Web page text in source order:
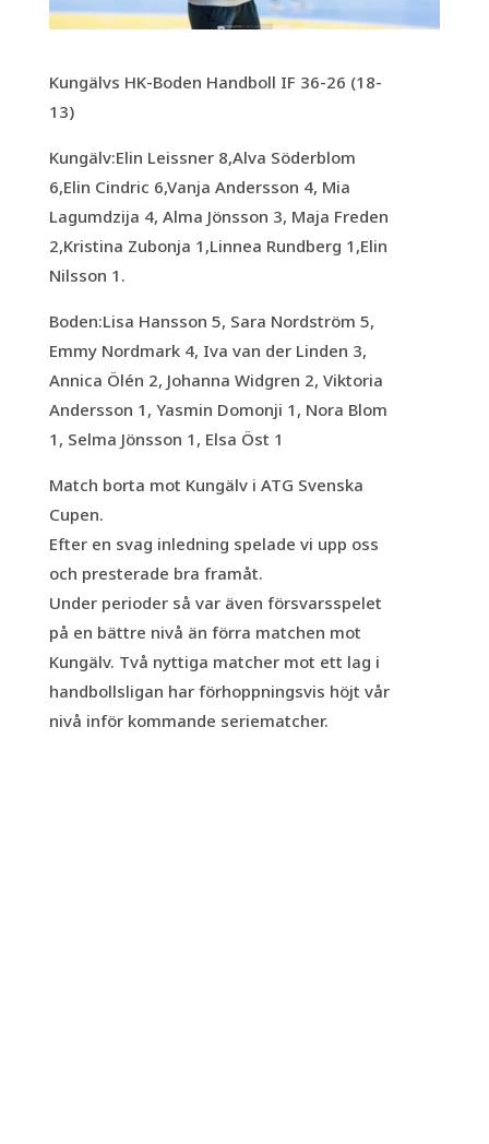
Kungälvs HK-Boden Handboll IF 36-26 (18-
13)
Kungälv:Elin Leissner 8,Alva Söderblom
6,Elin Cindric 6,Vanja Andersson 4, Mia
Lagumdzija 4, Alma Jönsson 3, Maja Freden
2,Kristina Zubonja 1,Linnea Rundberg 1,Elin
Nilsson 1.
Boden:Lisa Hansson 5, Sara Nordström 5,
Emmy Nordmark 4, Iva van der Linden 3,
Annica Ölén 2, Johanna Widgren 2, Viktoria
Andersson 1, Yasmin Domonji 1, Nora Blom
1, Selma Jönsson 1, Elsa Öst 1
Match borta mot Kungälv i ATG Svenska
Cupen.
Efter en svag inledning spelade vi upp oss
och presterade bra framåt.
Under perioder så var även försvarsspelet
på en bättre nivå än förra matchen mot
Kungälv. Två nyttiga matcher mot ett lag i
handbollsligan har förhoppningsvis höjt vår
nivå inför kommande seriematcher.